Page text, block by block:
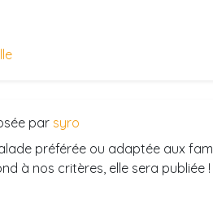
par syro
préférée ou adaptée aux
à nos critères, elle sera publiée !